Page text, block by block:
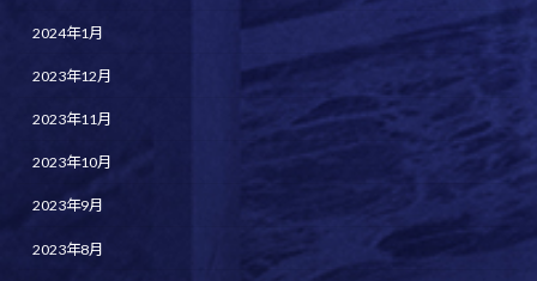
2024年1月
2023年12月
2023年11月
2023年10月
2023年9月
2023年8月